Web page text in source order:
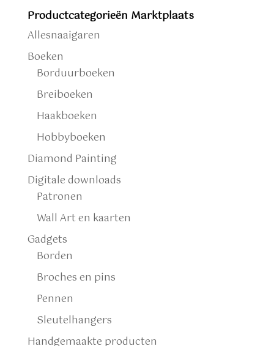
Productcategorieën Marktplaats
Allesnaaigaren
Boeken
Borduurboeken
Breiboeken
Haakboeken
Hobbyboeken
Diamond Painting
Digitale downloads
Patronen
Wall Art en kaarten
Gadgets
Borden
Broches en pins
Pennen
Sleutelhangers
Handgemaakte producten